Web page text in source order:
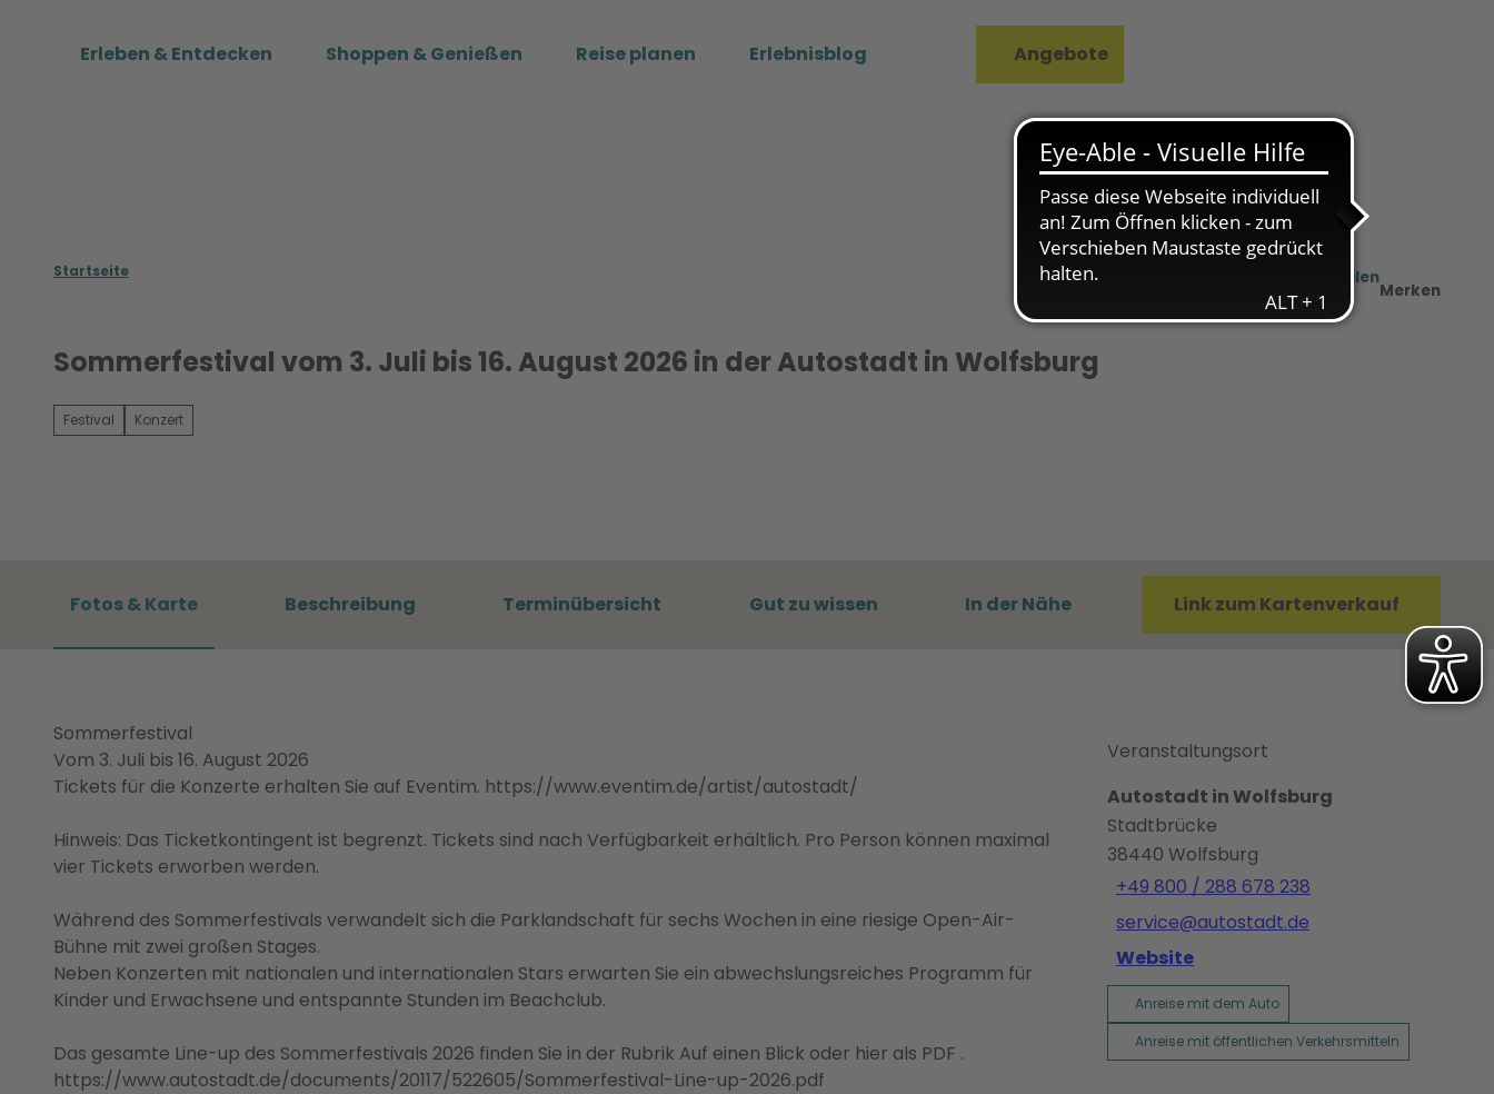
Erleben & Entdecken Shoppen & Genießen Reise planen Erlebnisblog Angebote
Startseite
PDF
Teilen
Merken
Sommerfestival vom 3. Juli bis 16. August 2026 in der Autostadt in Wolfsburg
Festival Konzert
Fotos & Karte Beschreibung Terminübersicht Gut zu wissen In der Nähe Link zum Kartenverkauf
Sommerfestival
Vom 3. Juli bis 16. August 2026
Tickets für die Konzerte erhalten Sie auf Eventim. https://www.eventim.de/artist/autostadt/
Hinweis: Das Ticketkontingent ist begrenzt. Tickets sind nach Verfügbarkeit erhältlich. Pro Person können maximal
vier Tickets erworben werden.
Während des Sommerfestivals verwandelt sich die Parklandschaft für sechs Wochen in eine riesige Open-Air-
Bühne mit zwei großen Stages.
Neben Konzerten mit nationalen und internationalen Stars erwarten Sie ein abwechslungsreiches Programm für
Kinder und Erwachsene und entspannte Stunden im Beachclub.
Das gesamte Line-up des Sommerfestivals 2026 finden Sie in der Rubrik Auf einen Blick oder hier als PDF .
https://www.autostadt.de/documents/20117/522605/Sommerfestival-Line-up-2026.pdf
Veranstaltungsort
Autostadt in Wolfsburg
Stadtbrücke
38440 Wolfsburg
+49 800 / 288 678 238
service@autostadt.de
Website
Anreise mit dem Auto
Anreise mit öffentlichen Verkehrsmitteln